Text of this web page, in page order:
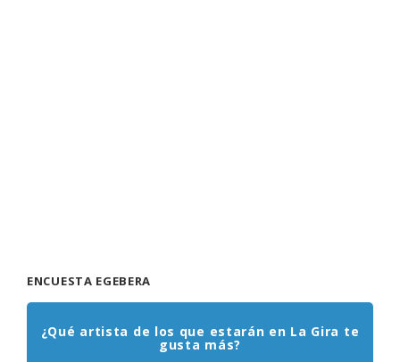
ENCUESTA EGEBERA
¿Qué artista de los que estarán en La Gira te
gusta más?